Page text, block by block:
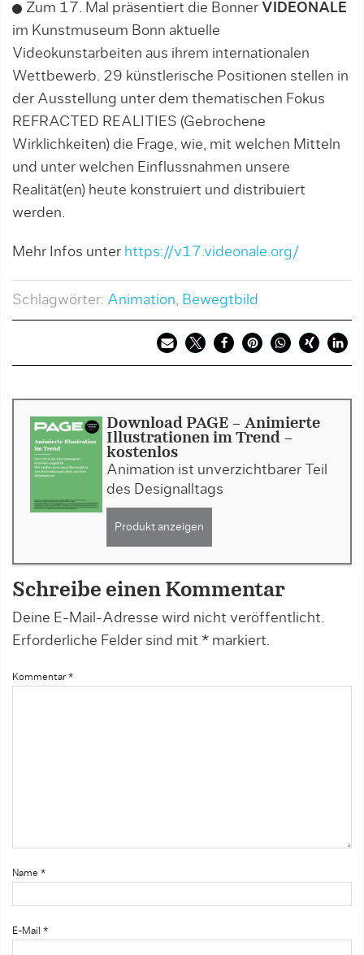
Zum 17. Mal präsentiert die Bonner VIDEONALE
im Kunstmuseum Bonn aktuelle
Videokunstarbeiten aus ihrem internationalen
Wettbewerb. 29 künstlerische Positionen stellen in
der Ausstellung unter dem thematischen Fokus
REFRACTED REALITIES (Gebrochene
Wirklichkeiten) die Frage, wie, mit welchen Mitteln
und unter welchen Einflussnahmen unsere
Realität(en) heute konstruiert und distribuiert
werden.
Mehr Infos unter https://v17.videonale.org/
Schlagwörter: Animation, Bewegtbild
Download PAGE - Animierte
Illustrationen im Trend -
kostenlos
Animation ist unverzichtbarer Teil
des Designalltags
Produkt anzeigen
Schreibe einen Kommentar
Deine E-Mail-Adresse wird nicht veröffentlicht.
Erforderliche Felder sind mit * markiert.
Kommentar *
Name *
E-Mail *